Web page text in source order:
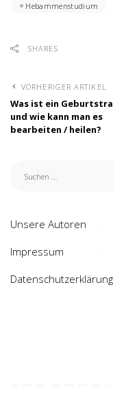
Hebammenstudium
SHARES
VORHERIGER ARTIKEL
Was ist ein
und wie kann man es
bearbeiten / heilen?
Unsere Autoren
Impressum
Datenschutzerklärung